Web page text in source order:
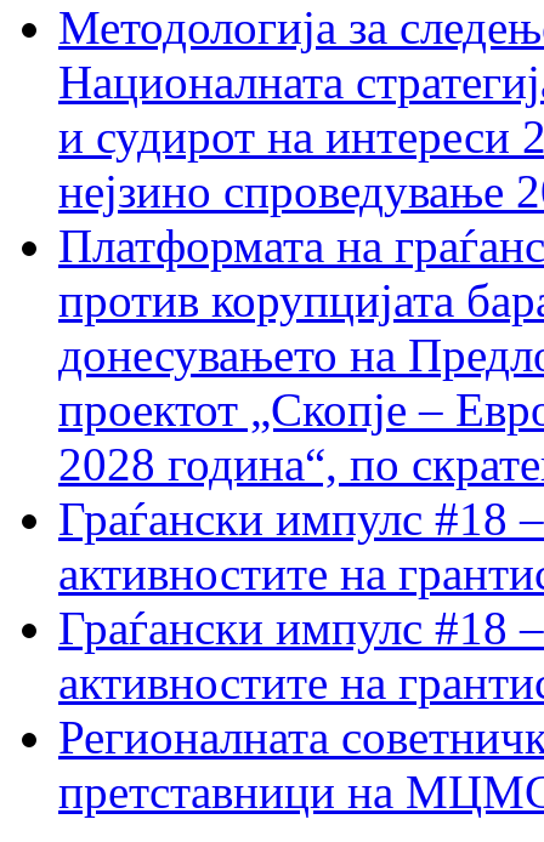
Методологија за
Националната
и судирот на интереси
нејзино спроведување
Платформата на
против корупцијата
донесувањето на
проектот „Скопје –
2028 година“, по
Граѓански импулс #18
активностите на
Граѓански импулс #18
активностите на
Регионалната
претставници на МЦМС